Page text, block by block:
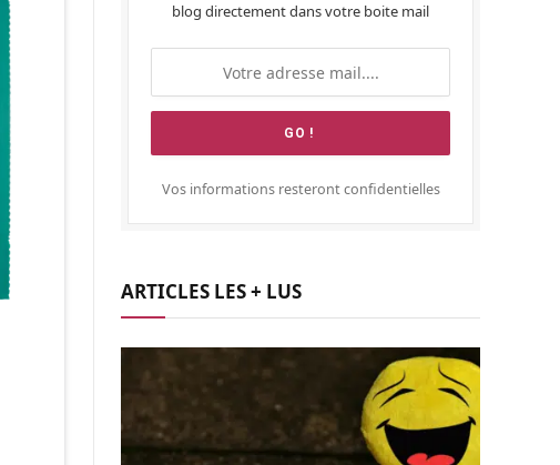
blog directement dans votre boite mail
Vos informations resteront confidentielles
ARTICLES LES + LUS